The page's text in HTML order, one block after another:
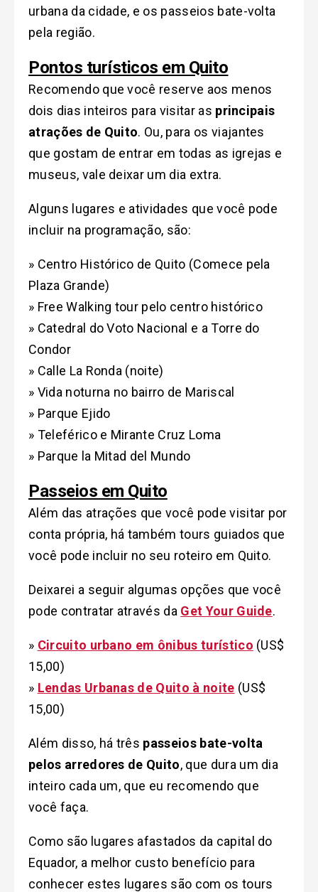
urbana da cidade, e os passeios bate-volta
pela região.
Pontos turísticos em Quito
Recomendo que você reserve aos menos
dois dias inteiros para visitar as principais
atrações de Quito. Ou, para os viajantes
que gostam de entrar em todas as igrejas e
museus, vale deixar um dia extra.
Alguns lugares e atividades que você pode
incluir na programação, são:
» Centro Histórico de Quito (Comece pela
Plaza Grande)
» Free Walking tour pelo centro histórico
» Catedral do Voto Nacional e a Torre do
Condor
» Calle La Ronda (noite)
» Vida noturna no bairro de Mariscal
» Parque Ejido
» Teleférico e Mirante Cruz Loma
» Parque la Mitad del Mundo
Passeios em Quito
Além das atrações que você pode visitar por
conta própria, há também tours guiados que
você pode incluir no seu roteiro em Quito.
Deixarei a seguir algumas opções que você
pode contratar através da Get Your Guide.
» Circuito urbano em ônibus turístico (US$
15,00)
» Lendas Urbanas de Quito à noite (US$
15,00)
Além disso, há três passeios bate-volta
pelos arredores de Quito, que dura um dia
inteiro cada um, que eu recomendo que
você faça.
Como são lugares afastados da capital do
Equador, a melhor custo benefício para
conhecer estes lugares são com os tours